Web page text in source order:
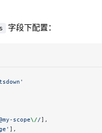
字段下配置：
scope\//],
],